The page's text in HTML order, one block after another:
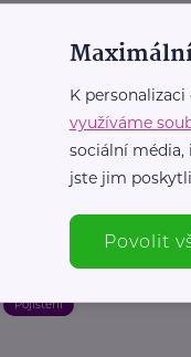
od Allianz s
do
pojištění dobrý
Pojištění
K
využíváme
sociální
jste jim
Povolit